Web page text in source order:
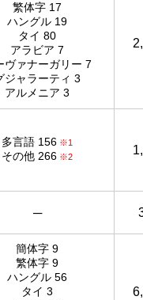
繁体字 17
ハングル 19
タイ 80
アラビア 7
ヴァナーガリー 7
ジャラーティ 3
アルメニア 3
多言語 156 ※1
その他 266 ※2
─
簡体字 9
繁体字 9
ハングル 56
タイ 3